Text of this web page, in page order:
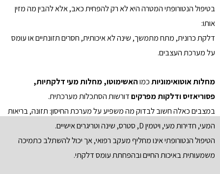
בטיפול הנטורופתי המטרה היא לא רק להפחית כאב, אלא להבין מה מזין
אותו:
דלקת כרונית, מתח מתמשך, שינה לא איכותית, חסרים תזונתיים או עומס
על מערכת העצבים.
מחלות אוטואימוניותכמוהאשימוטו, מחלות מעי דלקתיות,
פסוריאזיס ודלקות מפרקיםדורשות הסתכלות מערכתית.
במצבים כאלה חשוב לבדוק מה משפיע על מערכת החיסון: תזונה, בריאות
המעי, חדירות מעי, ויטמין D, סטרס, שינה וטריגרים אישיים.
הטיפול הנטורופתי אינו מחליף מעקב רפואי, אך יכול להשתלב כתמיכה
משמעותית באיכות החיים ובהפחתת עומס דלקתי.